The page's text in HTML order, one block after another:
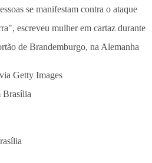
se manifestam contra o ataque
escreveu mulher em cartaz durante
de Brandemburgo, na Alemanha
Getty Images